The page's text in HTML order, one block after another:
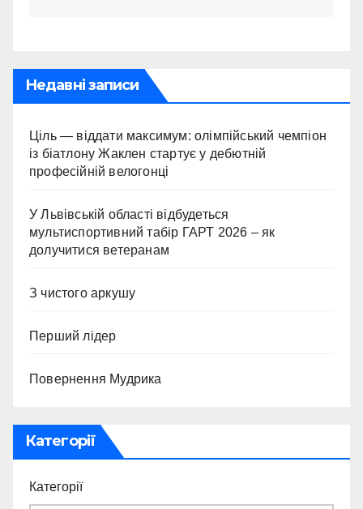
Недавні записи
Ціль — віддати максимум: олімпійський чемпіон
із біатлону Жаклен стартує у дебютній
професійній велогонці
У Львівській області відбудеться
мультиспортивний табір ГАРТ 2026 – як
долучитися ветеранам
З чистого аркушу
Перший лідер
Повернення Мудрика
Категорії
Категорії